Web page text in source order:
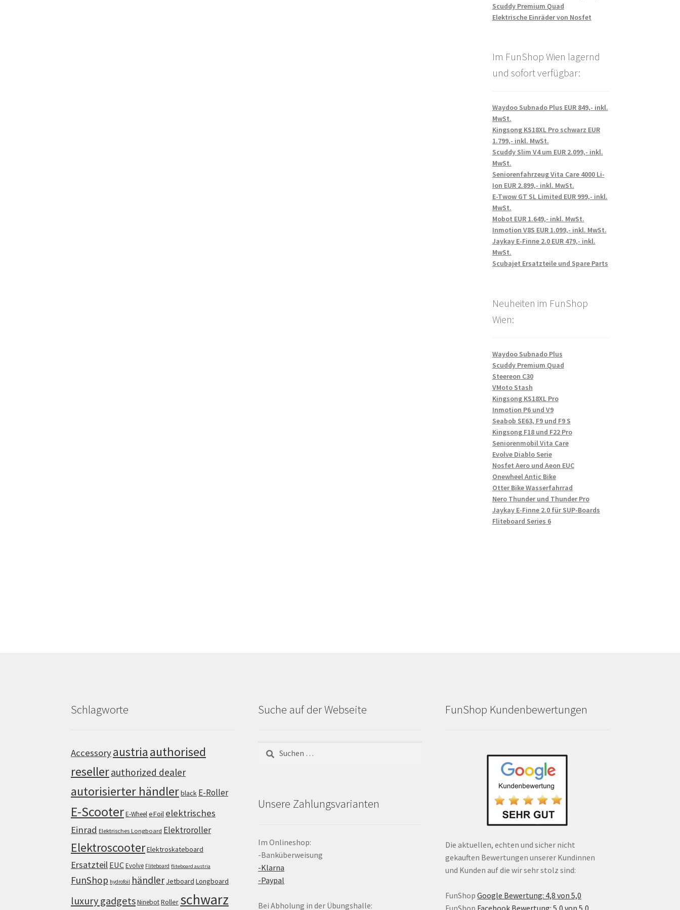
Scuddy Premium Quad
Elektrische Einräder von Nosfet
Im FunShop Wien lagernd
und sofort verfügbar:
Waydoo Subnado Plus EUR 849,- inkl.
MwSt.
Kingsong KS18XL Pro schwarz EUR
1.799,- inkl. MwSt.
Scuddy Slim V4 um EUR 2.099,- inkl.
MwSt.
Seniorenfahrzeug Vita Care 4000 Li-
Ion EUR 2.899,- inkl. MwSt.
E-Twow GT SL Limited EUR 999,- inkl.
MwSt.
Mobot EUR 1.649,- inkl. MwSt.
Inmotion V8S EUR 1.099,- inkl. MwSt.
Jaykay E-Finne 2.0 EUR 479,- inkl.
MwSt.
Scubajet Ersatzteile und Spare Parts
Neuheiten im FunShop
Wien:
Waydoo Subnado Plus
Scuddy Premium Quad
Steereon C30
VMoto Stash
Kingsong KS18XL Pro
Inmotion P6 und V9
Seabob SE63, F9 und F9 S
Kingsong F18 und F22 Pro
Seniorenmobil Vita Care
Evolve Diablo Serie
Nosfet Aero und Aeon EUC
Onewheel Antic Bike
Otter Bike Wasserfahrrad
Nero Thunder und Thunder Pro
Jaykay E-Finne 2.0 für SUP-Boards
Fliteboard Series 6
Schlagworte
Accessoryaustria authorised
resellerauthorized dealer
autorisierter händlerblack E-Roller
E-ScooterE-WheeleFoil elektrisches
Einrad Elektrisches Longboard Elektroroller
ElektroscooterElektroskateboard
Ersatzteil EUCEvolve Fliteboard fliteboard austria
FunShop hydrofoil händler Jetboard Longboard
luxury gadgetsNinebotRoller schwarz
Suche auf der Webseite
nach:
Unsere Zahlungsvarianten
Im Onlineshop:
-Banküberweisung
-Klarna
-Paypal
Bei Abholung in der Übungshalle:
FunShop Kundenbewertungen
Die aktuellen, echten und sicher nicht
gekauften Bewertungen unserer Kundinnen
und Kunden auf die wir sehr stolz sind:
FunShop Google Bewertung: 4,8 von 5,0
FunShop Facebook Bewertung: 5,0 von 5,0